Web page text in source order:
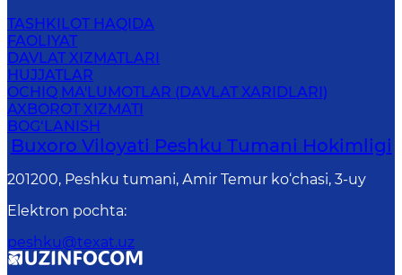
TASHKILOT HAQIDA
FAOLIYAT
DAVLAT XIZMATLARI
HUJJATLAR
OCHIQ MA'LUMOTLAR (DAVLAT XARIDLARI)
AXBOROT XIZMATI
BOG‘LANISH
Buxoro Viloyati Peshku Tumani Hokimligi
201200, Peshku tumani, Аmir Temur ko‘chasi, 3-uy
Elektron pochta:
peshku@texat.uz